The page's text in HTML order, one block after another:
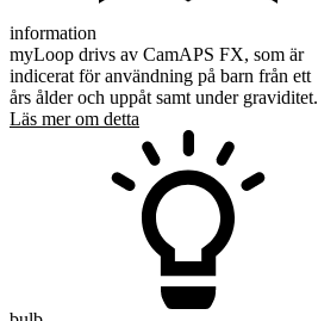
information
myLoop drivs av CamAPS FX, som är
indicerat för användning på barn från ett
års ålder och uppåt samt under graviditet.
Läs mer om detta